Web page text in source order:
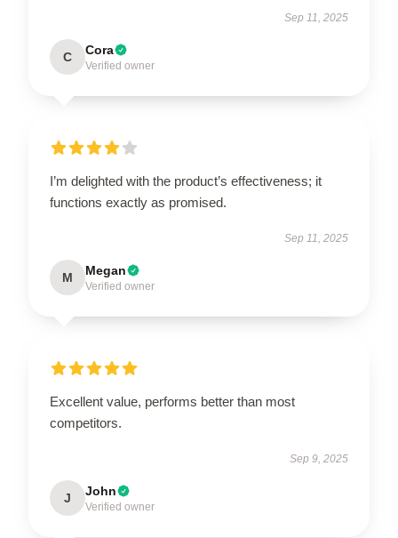
Sep 11, 2025
C Cora
Verified owner
I’m delighted with the product’s effectiveness; it
functions exactly as promised.
Sep 11, 2025
M Megan
Verified owner
Excellent value, performs better than most
competitors.
Sep 9, 2025
J John
Verified owner